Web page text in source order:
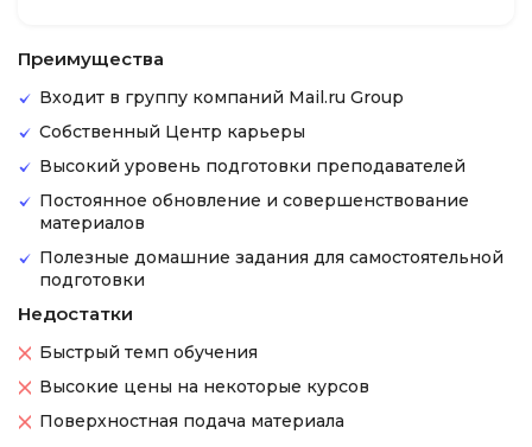
Преимущества
Входит в группу компаний Mail.ru Group
Собственный Центр карьеры
Высокий уровень подготовки преподавателей
Постоянное обновление и совершенствование
материалов
Полезные домашние задания для самостоятельной
подготовки
Недостатки
Быстрый темп обучения
Высокие цены на некоторые курсов
Поверхностная подача материала